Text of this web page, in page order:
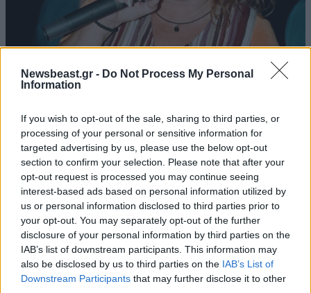
Newsbeast.gr - Do Not Process My Personal
Information
If you wish to opt-out of the sale, sharing to third parties, or
processing of your personal or sensitive information for
targeted advertising by us, please use the below opt-out
section to confirm your selection. Please note that after your
opt-out request is processed you may continue seeing
interest-based ads based on personal information utilized by
us or personal information disclosed to third parties prior to
your opt-out. You may separately opt-out of the further
disclosure of your personal information by third parties on the
IAB’s list of downstream participants. This information may
also be disclosed by us to third parties on the IAB’s List of
Downstream Participants that may further disclose it to other
για να στρώνουν κοςερλοι
Απαντήστε 0
φέτος 17·06·2024 01:26
θα καεί η βορειοδυτική Ελλάδα, αυτή έχει σειρά!!! μα
καλά, οι τούρκοι πράκτορες δεν βάζουν τις φωτιές;
Απαντήστε
ΕΛΛΑΔΑ 06·08·2026 00:09
Σαν σήμερα 6 Αυγούστου: Πεθαίνει η Ρίτα
της τραγούδι